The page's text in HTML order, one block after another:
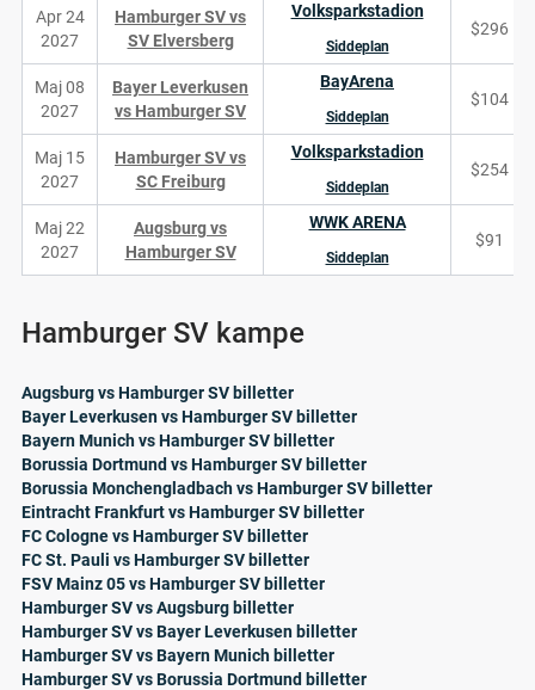
Apr 24
2027
Hamburger SV vs
SV Elversberg
Volksparkstadion
Siddeplan
$296
Maj 08
2027
Bayer Leverkusen
vs Hamburger SV
BayArena
Siddeplan
$104
Maj 15
2027
Hamburger SV vs
SC Freiburg
Volksparkstadion
Siddeplan
$254
Maj 22
2027
Augsburg vs
Hamburger SV
WWK ARENA
Siddeplan
$91
Hamburger SV kampe
Augsburg vs Hamburger SV billetter
Bayer Leverkusen vs Hamburger SV billetter
Bayern Munich vs Hamburger SV billetter
Borussia Dortmund vs Hamburger SV billetter
Borussia Monchengladbach vs Hamburger SV billetter
Eintracht Frankfurt vs Hamburger SV billetter
FC Cologne vs Hamburger SV billetter
FC St. Pauli vs Hamburger SV billetter
FSV Mainz 05 vs Hamburger SV billetter
Hamburger SV vs Augsburg billetter
Hamburger SV vs Bayer Leverkusen billetter
Hamburger SV vs Bayern Munich billetter
Hamburger SV vs Borussia Dortmund billetter